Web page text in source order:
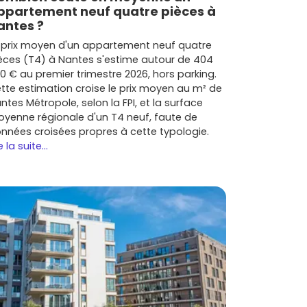
neuf quatre pièces à
?
prix moyen d'un appartement neuf quatre
(T4) à Nantes s'estime autour de 404
€ au premier trimestre 2026, hors parking.
estimation croise le prix moyen au m² de
Métropole, selon la FPI, et la surface
régionale d'un T4 neuf, faute de
croisées propres à cette typologie.
la suite...